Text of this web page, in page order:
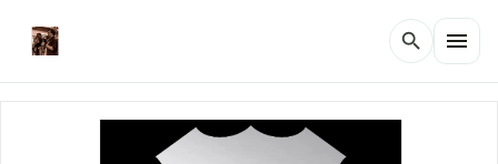
search menu